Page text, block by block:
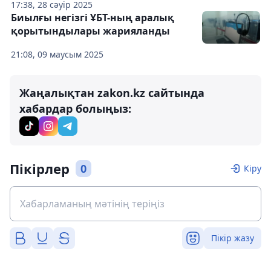
17:38, 28 сәуір 2025
21:08, 09 маусым 2025
Биылғы негізгі ҰБТ-ның аралық
қорытындылары жарияланды
Жаңалықтан zakon.kz сайтында
хабардар болыңыз:
Пікірлер 0 Кіру
Пікір жазу